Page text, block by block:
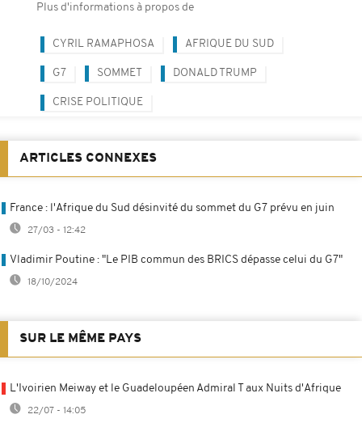
Plus d'informations à propos de
CYRIL RAMAPHOSA AFRIQUE DU SUD
G7 SOMMET DONALD TRUMP
CRISE POLITIQUE
ARTICLES CONNEXES
France : l'Afrique du Sud désinvité du sommet du G7 prévu en juin
27/03 - 12:42
Vladimir Poutine : "Le PIB commun des BRICS dépasse celui du G7"
18/10/2024
SUR LE MÊME PAYS
L'Ivoirien Meiway et le Guadeloupéen Admiral T aux Nuits d'Afrique
22/07 - 14:05